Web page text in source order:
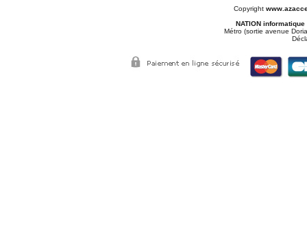
Copyright
NATION informatique
Métro (sortie avenue